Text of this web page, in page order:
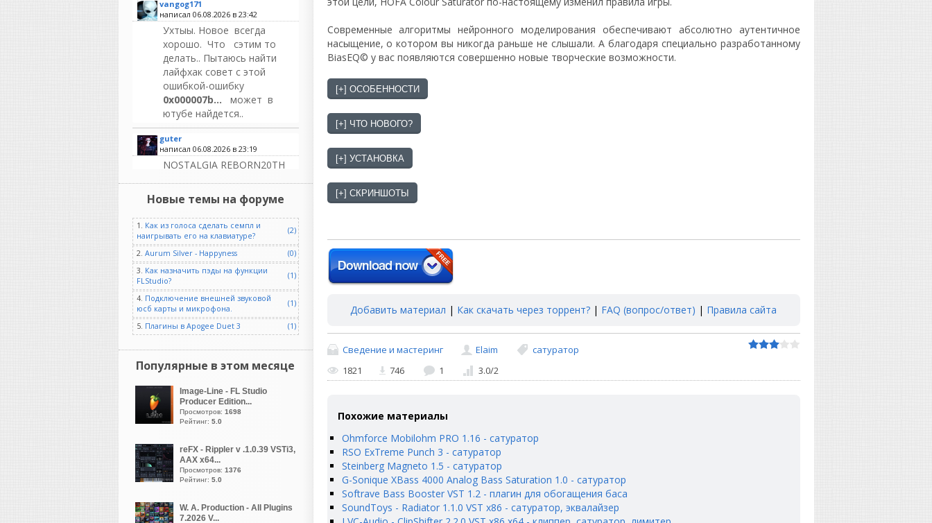
Современные алгоритмы нейронного моделирования обеспечивают абсолютно аутентичное
насыщение, о котором вы никогда раньше не слышали. А благодаря специально разработанному
BiasEQ© у вас появляются совершенно новые творческие возможности.
Добавить материал | Как скачать через торрент? | FAQ (вопрос/ответ) | Правила сайта
Сведение и мастеринг Elaim
сатуратор
1821
746 1 3.0/2
Похожие материалы
Ohmforce Mobilohm PRO 1.16 - сатуратор
RSO ExTreme Punch 3 - сатуратор
Steinberg Magneto 1.5 - сатуратор
G-Sonique XBass 4000 Analog Bass Saturation 1.0 - сатуратор
Softrave Bass Booster VST 1.2 - плагин для обогащения баса
SoundToys - Radiator 1.1.0 VST x86 - сатуратор, эквалайзер
vangog171
написал 06.08.2026 в 23:42
Ухтыы. Новое всегда
хорошо. Что сэтим то
делать.. Пытаюсь найти
лайфхак совет с этой
ошибкой-ошибку
0x000007b... может в
ютубе найдется..
guter
написал 06.08.2026 в 23:19
NOSTALGIA REBORN20TH
ONE OF THE MOST
POPULAR AND ENDURING
SAMPLE LIBRARIES EVER
MADE
Возрождение Ностальгии |
Скоро...
Отмечая двадцатилетие
существования в качестве
одной из самых популярных
и долговечных библиотек
сэмплов,
издании, посвященном 20-
летию.
vangog171
написал 06.08.2026 в23:02
Хоь и стоит у
меня-
(2005–2022, x86 и x64)
Новые темы на форуме
1. Как из голоса сделать семпл и
наигрывать его на клавиатуре?
(2)
2. Aurum Silver - Happyness
(0)
3. Как назначить пэды на функции
FLStudio?
(1)
4. Подключение внешней звуковой
юсб карты и микрофона.
(1)
5. Плагины в Apogee Duet 3 (1)
Популярные в этом месяце
Image-Line - FL Studio
Producer Edition...
Просмотров: 1698
Рейтинг: 5.0
reFX - Rippler v .1.0.39 VSTi3,
AAX x64...
Просмотров: 1376
Рейтинг: 5.0
W. A. Production - All Plugins
7.2026 V...